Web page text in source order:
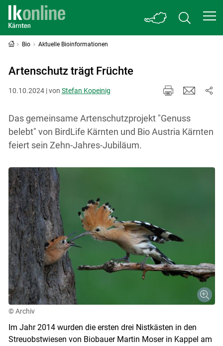
Bio Aktuelle Bioinformationen
Artenschutz trägt Früchte
10.10.2024 | von Stefan Kopeinig
Das gemeinsame Artenschutzprojekt "Genuss
belebt" von BirdLife Kärnten und Bio Austria Kärnten
feiert sein Zehn-Jahres-Jubiläum.
© Archiv
Im Jahr 2014 wurden die ersten drei Nistkästen in den
Streuobstwiesen von Biobauer Martin Moser in Kappel am